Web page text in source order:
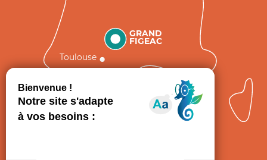
GRAND
FIGEAC
Toulouse